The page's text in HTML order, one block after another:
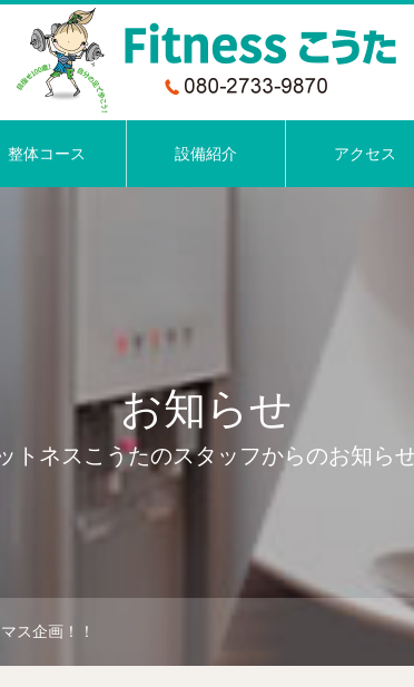
整体コース 設備紹介 アクセス
お知らせ
トネスこうたのスタッフからのお知ら
ス企画！！